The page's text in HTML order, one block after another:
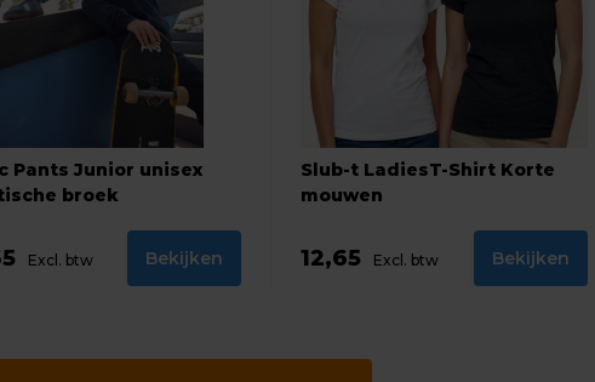
Pants Junior unisex
broek
Excl. btw Bekijken
Slub-t LadiesT-Shirt Korte
mouwen
12,65 Excl. btw Bekijken